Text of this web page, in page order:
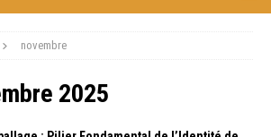
novembre
2025